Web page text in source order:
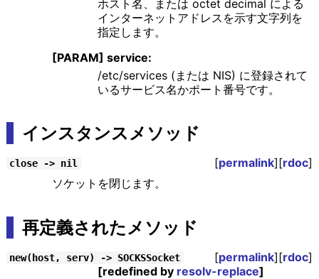
ホスト名、または octet decimal による
インターネットアドレスを示す文字列を
指定します。
[PARAM] service:
/etc/services (または NIS) に登録されて
いるサービス名かポート番号です。
インスタンスメソッド
close -> nil [permalink][rdoc]
ソケットを閉じます。
再定義されたメソッド
new(host, serv) -> SOCKSSocket [permalink][rdoc]
[redefined by resolv-replace]